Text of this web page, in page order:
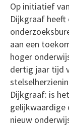
Op initiatief
Dijkgraaf heeft
aan een
hoger
dertig jaar tijd
Dijkgraaf: is
gelijkwaardige
nieuw